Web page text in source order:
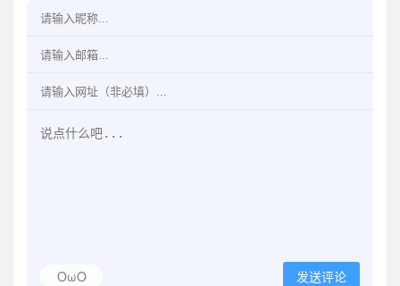
OωO 发送评论